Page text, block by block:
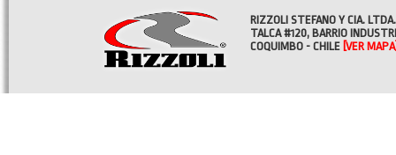
RIZZOLI STEFANO Y CIA. LTDA.
TALCA #120, BARRIO
COQUIMBO - CHILE [VER